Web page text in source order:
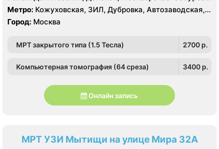
Нагатино-Садовники, Нагатинский Затон, Нагорный
Метро: Кожуховская, ЗИЛ, Дубровка, Автозаводская,
Нагатинская, Технопарк, Тульская, Угрешская
Город: Москва
МРТ закрытого типа (1.5 Тесла) 2700 p.
Компьютерная томография (64 среза) 3400 p.
Онлайн запись
МРТ УЗИ Мытищи на улице Мира 32А